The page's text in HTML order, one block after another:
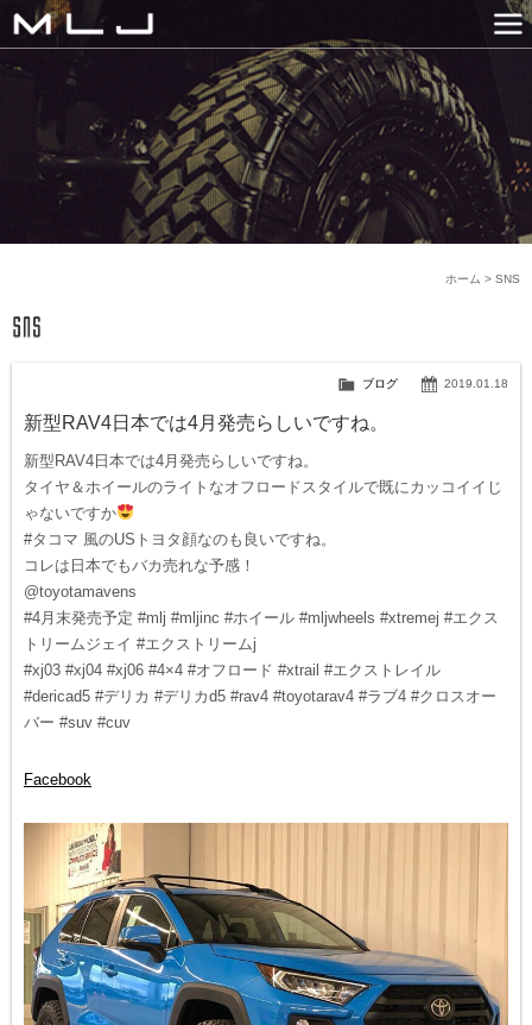
MLJ / Lexani(レクサーニ
GALLERY
SNS
NEWS
COMPANY
HISTORY
CONTACT US
LINK
SNS
ホーム >
2019.01.18
ブログ
新型RAV4日本では4月発売らしいですね。
新型RAV4日本では4月発売らしいですね。
タイヤ＆ホイールのライトなオフロードスタイルで既にカッコイイじ
ゃないですか
#タコマ 風のUSトヨタ顔なのも良いですね。
コレは日本でもバカ売れな予感！
@toyotamavens
#4月末発売予定 #mlj #mljinc #ホイール #mljwheels #xtremej #エクス
トリームジェイ #エクストリームj
#xj03 #xj04 #xj06 #4×4 #オフロード #xtrail #エクストレイル
#dericad5 #デリカ #デリカd5 #rav4 #toyotarav4 #ラブ4 #クロスオー
バー #suv #cuv
Facebook